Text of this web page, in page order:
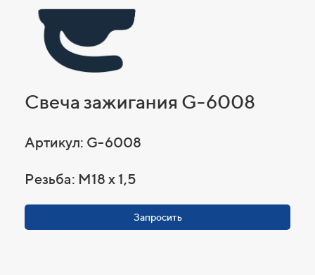
Свеча зажигания G-6008
Артикул: G-6008
Резьба: M18 x 1,5
Запросить